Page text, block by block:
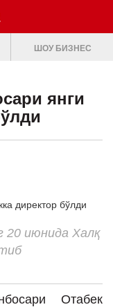
ШОУ БИЗНЕС
янги
20 июнида Халқ
Отабек